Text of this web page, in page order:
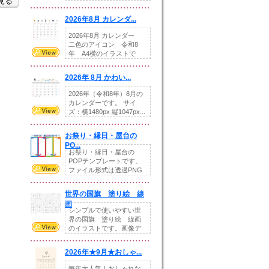
2026年8月 カレンダ...
2026年8月 カレンダー
二色のアイコン 令和8
年 A4横のイラストで
2026年 8月 かわい...
2026年（令和8年）8月の
カレンダーです。 サイ
ズ：横1480px 縦1047px...
お祭り・縁日・屋台の
PO...
お祭り・縁日・屋台の
POPテンプレートです。
ファイル形式は透過PNG
世界の国旗 塗り絵 線
画
シンプルで使いやすい世
界の国旗 塗り絵 線画
のイラストです。画像デ
2026年★9月★おしゃ...